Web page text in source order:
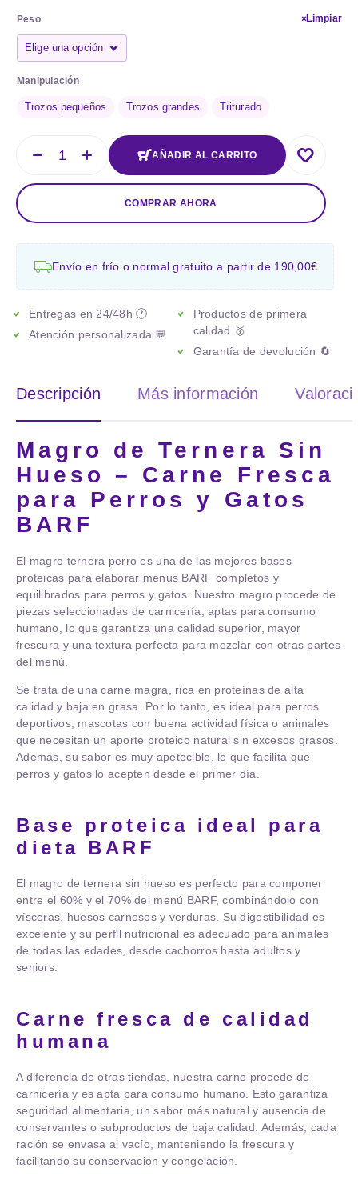
Peso
Manipulación
Trozos pequeños Trozos grandes Triturado
Limpiar
AÑADIR AL CARRITO
COMPRAR AHORA
Envío en frío o normal gratuito a partir de 190,00€
Entregas en 24/48h 🕐
Atención personalizada 💬
Productos de primera
calidad 🥇
Garantía de devolución 🔄
Descripción Más información
Magro de Ternera Sin
Hueso – Carne Fresca
para Perros y Gatos
BARF
El magro ternera perro es una de las mejores bases
proteicas para elaborar menús BARF completos y
equilibrados para perros y gatos. Nuestro magro procede de
piezas seleccionadas de carnicería, aptas para consumo
humano, lo que garantiza una calidad superior, mayor
frescura y una textura perfecta para mezclar con otras partes
del menú.
Se trata de una carne magra, rica en proteínas de alta
calidad y baja en grasa. Por lo tanto, es ideal para perros
deportivos, mascotas con buena actividad física o animales
que necesitan un aporte proteico natural sin excesos grasos.
Además, su sabor es muy apetecible, lo que facilita que
perros y gatos lo acepten desde el primer día.
Base proteica ideal para
dieta BARF
El magro de ternera sin hueso es perfecto para componer
entre el 60% y el 70% del menú BARF, combinándolo con
vísceras, huesos carnosos y verduras. Su digestibilidad es
excelente y su perfil nutricional es adecuado para animales
de todas las edades, desde cachorros hasta adultos y
seniors.
Carne fresca de calidad
humana
A diferencia de otras tiendas, nuestra carne procede de
carnicería y es apta para consumo humano. Esto garantiza
seguridad alimentaria, un sabor más natural y ausencia de
conservantes o subproductos de baja calidad. Además, cada
ración se envasa al vacío, manteniendo la frescura y
facilitando su conservación y congelación.